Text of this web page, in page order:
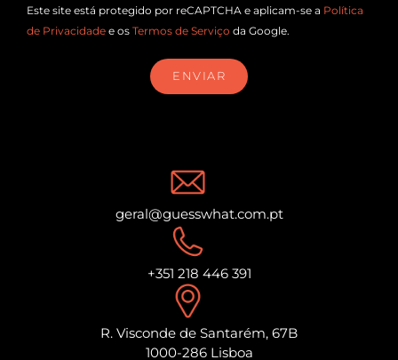
Este site está protegido por reCAPTCHA e aplicam-se a Política
de Privacidade e os Termos de Serviço da Google.
ENVIAR
geral@guesswhat.com.pt
+351 218 446 391
R. Visconde de Santarém, 67B
1000-286 Lisboa